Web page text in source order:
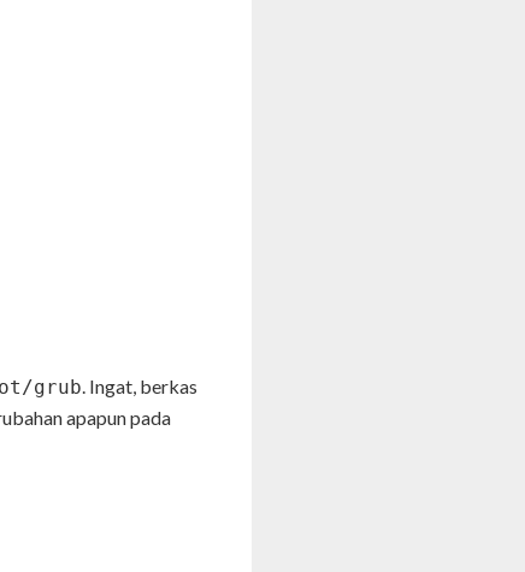
grub. Ingat, berkas
apapun pada